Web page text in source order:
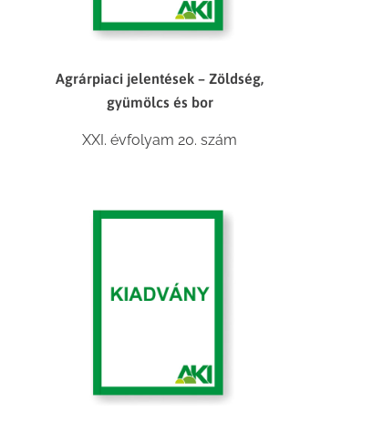
Agrárpiaci jelentések – Zöldség,
gyümölcs és bor
XXI. évfolyam 20. szám